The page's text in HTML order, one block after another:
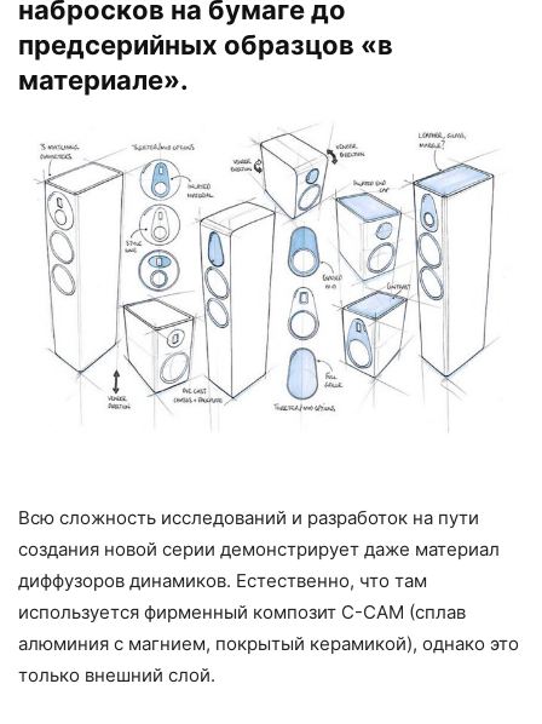
набросков на бумаге до
предсерийных образцов «в
материале».
Всю сложность исследований и разработок на пути
создания новой серии демонстрирует даже материал
диффузоров динамиков. Естественно, что там
используется фирменный композит C-CAM (сплав
алюминия с магнием, покрытый керамикой), однако это
только внешний слой.